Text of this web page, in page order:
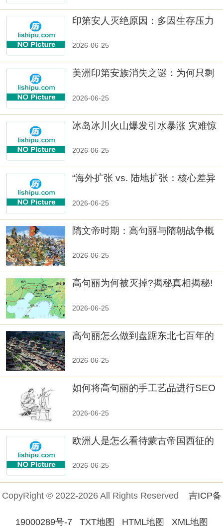
印第安人灭绝原因：多因生存压力
2026-06-25
美洲印第安族消失之谜：为何只剩
2026-06-25
冰岛冰川火山爆发引水暴涨 灾难惊
2026-06-25
“海外扩张 vs. 陆地扩张：核心差异
2026-06-25
隋文帝时期：高句丽与隋朝战争概
2026-06-25
高句丽为何被灭掉?揭秘真相揭秘!
2026-06-25
高句丽怎么做到盘踞东北七百年的
2026-06-25
如何将高句丽的手工艺品进行SEO
2026-06-25
欧洲人是怎么看待蒙古帝国西征的
2026-06-25
CopyRight © 2022-2026 All Rights Reserved 吉ICP备
19000289号-7 TXT地图 HTML地图 XML地图